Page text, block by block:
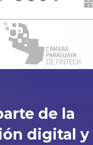
de la
digital y